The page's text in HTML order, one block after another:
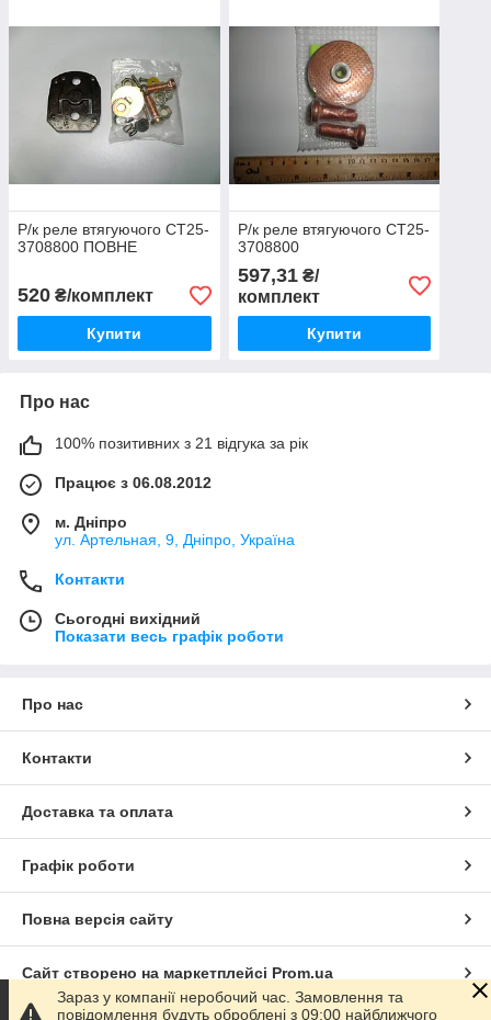
Р/к реле втягуючого СТ25-
3708800 ПОВНЕ
520 ₴/комплект
Купити
Р/к реле втягуючого СТ25-
3708800
597,31₴/
комплект
Купити
Про нас
100% позитивних з 21 відгука за рік
Працює з 06.08.2012
м. Дніпро
ул. Артельная, 9, Дніпро, Україна
Контакти
Сьогодні вихідний
Показати весь графік роботи
Про нас
Контакти
Доставка та оплата
Графік роботи
Повна версія сайту
Сайт створено на маркетплейсі Prom.ua
Зараз у компанії неробочий час. Замовлення та
повідомлення будуть оброблені з 09:00 найближчого